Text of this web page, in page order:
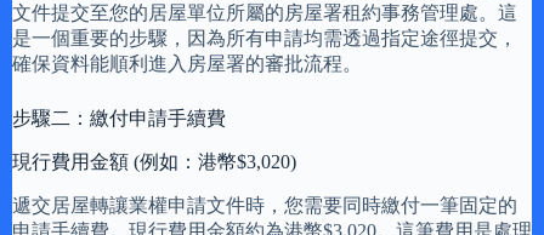
文件提交至您的居屋單位所屬的房屋署租約事務管理處。這
是一個重要的步驟，因為所有申請均需透過指定途徑提交，
確保資料能順利進入房屋署的審批流程。
步驟二：繳付申請手續費
現行費用金額 (例如：港幣$3,020)
遞交居屋轉讓業權申請文件時，您需要同時繳付一筆固定的
申請手續費。現行費用金額約為港幣$3,020。這筆費用是處理